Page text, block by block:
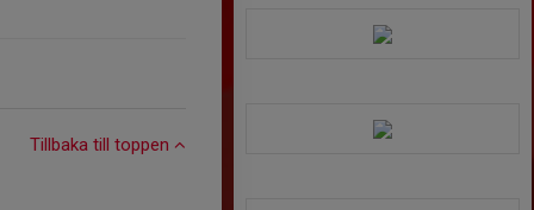
Tillbaka till toppen